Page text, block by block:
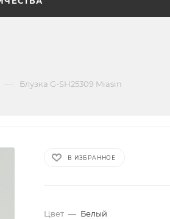
Блузка G-SH25309 Miasin
В ИЗБРАННОЕ
Цвет — Белый